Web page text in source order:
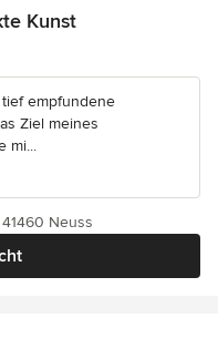
Kunst
5 Sternen
empfundene
Ziel meines
mi...
Neuss